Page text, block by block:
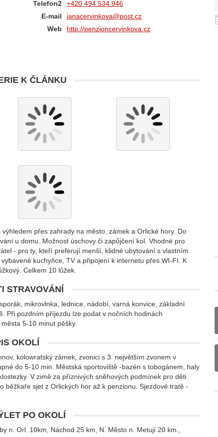
Telefon2
+420 494 534 946
E-mail
janacervinkova@post.cz
Web
http://penzioncervinkova.cz
K ČLÁNKU
přes zahrady na město, zámek a Orlické hory. Do
u domu. Možnost úschovy či zapůjčení kol. Vhodné pro
- pro ty, kteří preferují menší, klidné ubytování s vlastním
kuchyňce, TV a připojení k internetu přes WI-FI. K
Celkem 10 lůžek.
STRAVOVÁNÍ
mikrovlnka, lednice, nádobí, varná konvice, základní
Při pozdním příjezdu lze podat v nočních hodinách
5-10 minut pěšky.
OKOLÍ
kolowratský zámek, zvonici s 3. největším zvonem v
do 5-10 min. Městská sportoviště -bazén s tobogánem, haly
V zimě za příznivých sněhových podmínek pro děti
sjet z Orlických hor až k penzionu. Sjezdové tratě -
PO OKOLÍ
n. Orl. 10km, Náchod 25 km, N. Město n. Metují 20 km.,